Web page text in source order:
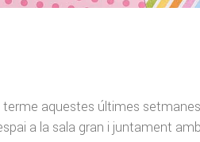
aquestes últimes
a la sala gran i juntament